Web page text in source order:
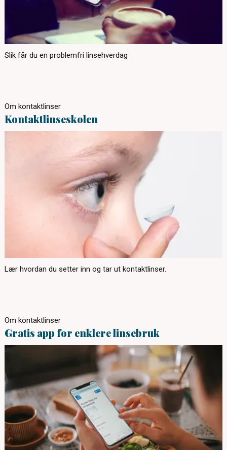
Slik får du en problemfri linsehverdag
Om kontaktlinser
Kontaktlinseskolen
Lær hvordan du setter inn og tar ut kontaktlinser.
Om kontaktlinser
Gratis app for enklere linsebruk